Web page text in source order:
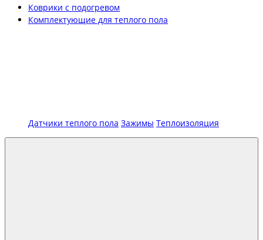
Коврики с подогревом
Комплектующие для теплого пола
Датчики теплого пола Зажимы Теплоизоляция